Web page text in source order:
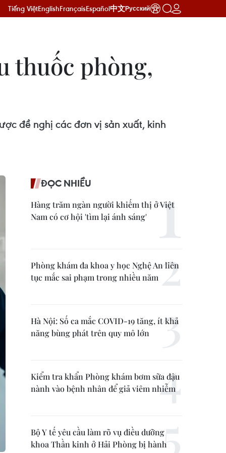
Tiếng ViệtEnglishFrançaisEspañol中文Русский
thuốc phòng,
đề nghị các đơn vị sản xuất, kinh
ĐỌC NHIỀU
Hàng trăm ngàn người khiếm thị ở Việt
Nam có cơ hội 'tìm lại ánh sáng'
Phòng khám đa khoa y học Nghệ An liên
tục mắc sai phạm trong nhiều năm
Hà Nội: Số ca mắc COVID-19 tăng, ít khả
năng bùng phát trên quy mô lớn
Kiểm tra khẩn Phòng khám bơm sữa đậu
nành vào bệnh nhân để giả viêm nhiễm
Bộ Y tế yêu cầu làm rõ vụ điều dưỡng
khoa Thần kinh ở Hải Phòng bị hành